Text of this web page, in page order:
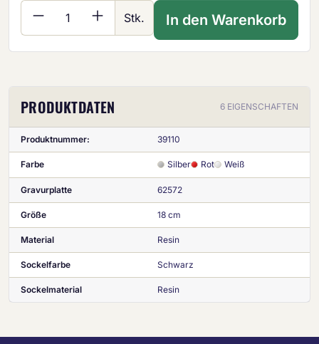
Produkt Anzahl: Gib den gewünschten
Stk. In den Warenkorb
PRODUKTDATEN 6 EIGENSCHAFTEN
Produktnummer: 39110
Farbe Silber Rot Weiß
Gravurplatte 62572
Größe 18 cm
Material Resin
Sockelfarbe Schwarz
Sockelmaterial Resin